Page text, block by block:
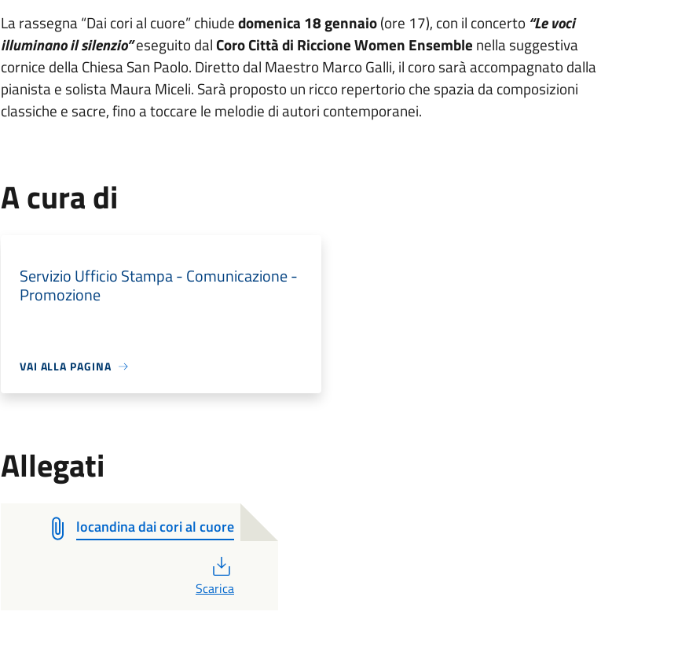
La rassegna “Dai cori al cuore” chiudedomenica 18 gennaio(ore 17), con il concerto “Le voci
illuminano il silenzio”eseguito dal Coro Città di Riccione Women Ensemble nella suggestiva
cornice della Chiesa San Paolo. Diretto dal Maestro Marco Galli, il coro sarà accompagnato dalla
pianista e solista Maura Miceli. Sarà proposto un ricco repertorio che spazia da composizioni
classiche e sacre, fino a toccare le melodie di autori contemporanei.
A cura di
Servizio Ufficio Stampa - Comunicazione -
Promozione
VAI ALLA PAGINA
Allegati
locandina dai cori al cuore
Scarica